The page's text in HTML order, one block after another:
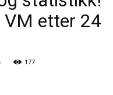
VM etter 24
177